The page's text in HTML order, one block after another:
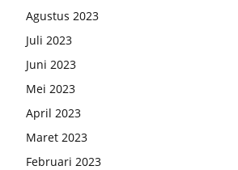
Agustus 2023
Juli 2023
Juni 2023
Mei 2023
April 2023
Maret 2023
Februari 2023